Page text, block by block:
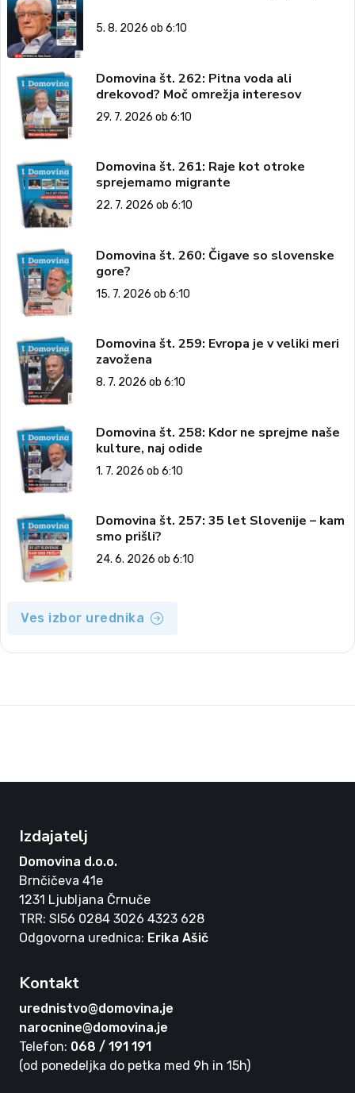
5. 8. 2026 ob 6:10
Domovina št. 262: Pitna voda ali
drekovod? Moč omrežja interesov
29. 7. 2026 ob 6:10
Domovina št. 261: Raje kot otroke
sprejemamo migrante
22. 7. 2026 ob 6:10
Domovina št. 260: Čigave so slovenske
gore?
15. 7. 2026 ob 6:10
Domovina št. 259: Evropa je v veliki meri
zavožena
8. 7. 2026 ob 6:10
Domovina št. 258: Kdor ne sprejme naše
kulture, naj odide
1. 7. 2026 ob 6:10
Domovina št. 257: 35 let Slovenije – kam
smo prišli?
24. 6. 2026 ob 6:10
Ves izbor urednika
Izdajatelj
Domovina d.o.o.
Brnčičeva 41e
1231 Ljubljana Črnuče
TRR: SI56 0284 3026 4323 628
Odgovorna urednica: Erika Ašič
Kontakt
urednistvo@domovina.je
narocnine@domovina.je
Telefon: 068 / 191 191
(od ponedeljka do petka med 9h in 15h)